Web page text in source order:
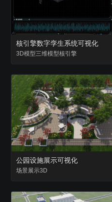
核引擎数字孪生系统可视化
3D模型三维模型核引擎
公园设施展示可视化
场景展示3D